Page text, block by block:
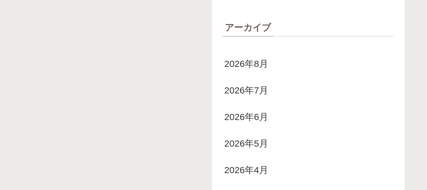
アーカイブ
2026年8月
2026年7月
2026年6月
2026年5月
2026年4月